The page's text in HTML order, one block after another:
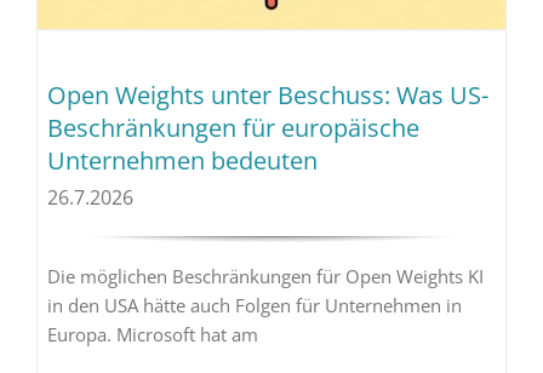
Open Weights unter Beschuss: Was US-
Beschränkungen für europäische
Unternehmen bedeuten
26.7.2026
Die möglichen Beschränkungen für Open Weights KI
in den USA hätte auch Folgen für Unternehmen in
Europa. Microsoft hat am